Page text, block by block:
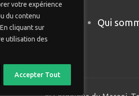
votre expérience
du contenu
cliquant sur
utilisation des
Accepter Tout
Qui